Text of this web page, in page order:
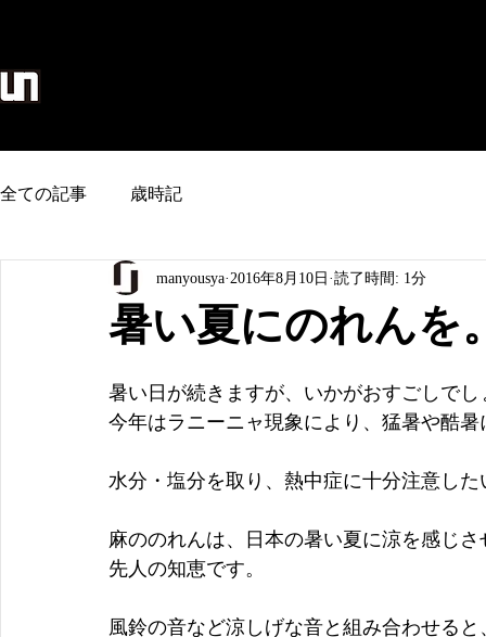
全ての記事 歳時記
暑い夏にのれんを
manyousya 2016年8月10日 読了時間: 1分
暑い日が続きますが、いかがおすごしでし
今年はラニーニャ現象により、猛暑や酷
水分・塩分を取り、熱中症に十分注意した
麻ののれんは、日本の暑い夏に涼を感じさ
先人の知恵です。
風鈴の音など涼しげな音と組み合わせると